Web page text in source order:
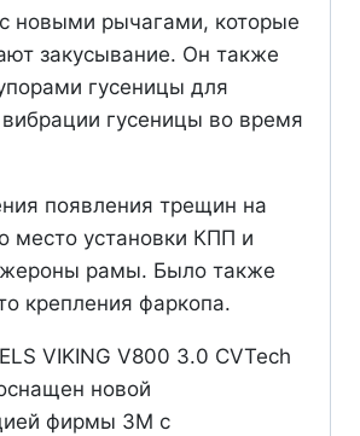
новыми рычагами, которые
закусывание. Он также
гусеницы для
гусеницы во время
появления трещин на
место установки КПП и
рамы. Было также
крепления фаркопа.
VIKING V800 3.0 CVTech
новой
фирмы 3М с